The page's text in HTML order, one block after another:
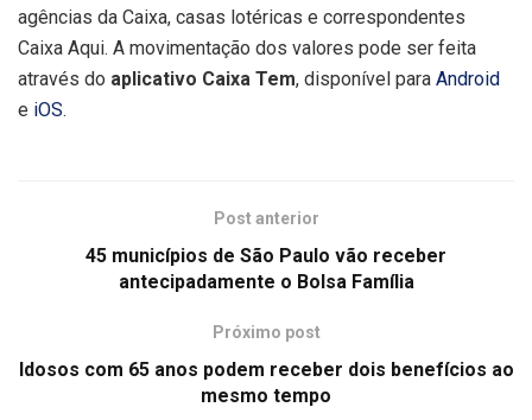
agências da Caixa, casas lotéricas e correspondentes
Caixa Aqui. A movimentação dos valores pode ser feita
através do aplicativo Caixa Tem, disponível para Android
e iOS.
Post anterior
45 municípios de São Paulo vão receber
antecipadamente o Bolsa Família
Próximo post
Idosos com 65 anos podem receber dois benefícios ao
mesmo tempo